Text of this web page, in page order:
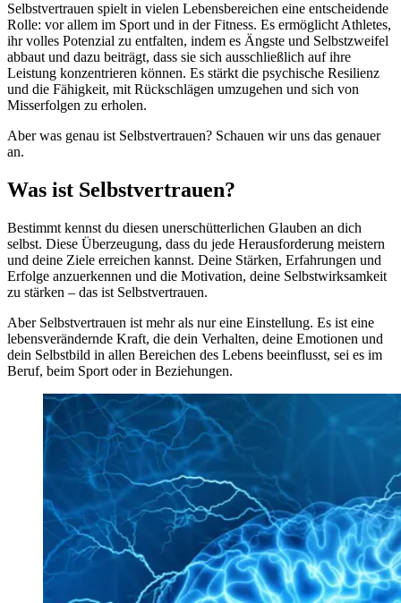
Selbstvertrauen spielt in vielen Lebensbereichen eine entscheidende
Rolle: vor allem im Sport und in der Fitness. Es ermöglicht Athletes,
ihr volles Potenzial zu entfalten, indem es Ängste und Selbstzweifel
abbaut und dazu beiträgt, dass sie sich ausschließlich auf ihre
Leistung konzentrieren können. Es stärkt die psychische Resilienz
und die Fähigkeit, mit Rückschlägen umzugehen und sich von
Misserfolgen zu erholen.
Aber was genau ist Selbstvertrauen? Schauen wir uns das genauer
an.
Was ist Selbstvertrauen?
Bestimmt kennst du diesen unerschütterlichen Glauben an dich
selbst. Diese Überzeugung, dass du jede Herausforderung meistern
und deine Ziele erreichen kannst. Deine Stärken, Erfahrungen und
Erfolge anzuerkennen und die Motivation, deine Selbstwirksamkeit
zu stärken – das ist Selbstvertrauen.
Aber Selbstvertrauen ist mehr als nur eine Einstellung. Es ist eine
lebensverändernde Kraft, die dein Verhalten, deine Emotionen und
dein Selbstbild in allen Bereichen des Lebens beeinflusst, sei es im
Beruf, beim Sport oder in Beziehungen.